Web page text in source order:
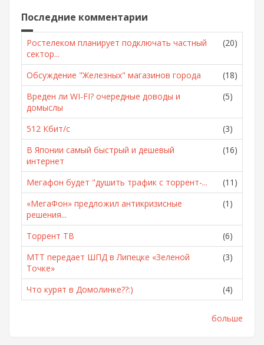
Последние комментарии
Ростелеком планирует подключать частный
сектор...
(20)
Обсуждение "Железных" магазинов города
(18)
Вреден ли WI-FI? очередные доводы и
домыслы
(5)
512 Кбит/с
(3)
В Японии самый быстрый и дешевый
интернет
(16)
Мегафон будет "душить трафик с торрент-...
(11)
«МегаФон» предложил антикризисные
решения...
(1)
Торрент ТВ
(6)
МТТ передает ШПД в Липецке «Зеленой
Точке»
(3)
Что курят в Домолинке??:) (4)
больше